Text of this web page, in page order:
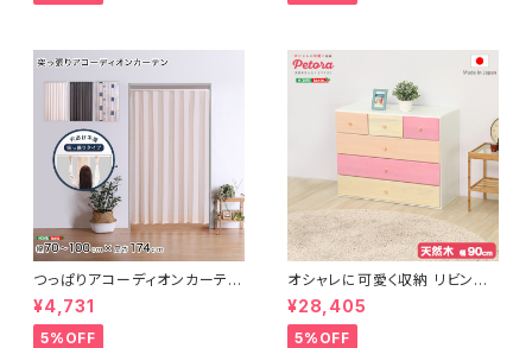
つっぱりアコーディオンカーテ
ン 100×174cm SH-16-TA
DC
¥4,731
5%OFF
オシャレに可愛く収納 リビング
用ローチェスト 4段 幅90cm
天然木（桐）日本製｜petora-
ペトラ- SH-08-PTR90
¥28,405
5%OFF